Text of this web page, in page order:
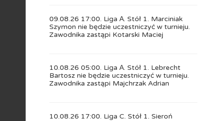
09.08.26 17:00. Liga А. Stół 1. Marciniak
Szymon nie będzie uczestniczyć w turnieju.
Zawodnika zastąpi Kotarski Maciej
10.08.26 05:00. Liga А. Stół 1. Lebrecht
Bartosz nie będzie uczestniczyć w turnieju.
Zawodnika zastąpi Majchrzak Adrian
10.08.26 17:00. Liga C. Stół 1. Sieroń